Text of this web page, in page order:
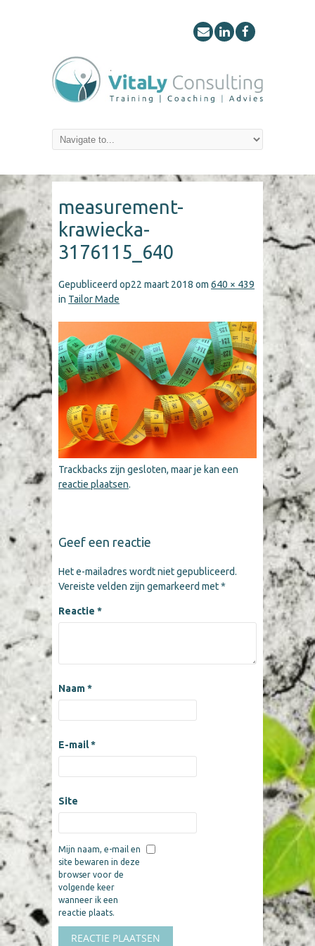
measurement-
krawiecka-
3176115_640
Gepubliceerd op22 maart 2018 om 640 × 439
in Tailor Made
Trackbacks zijn gesloten, maar je kan een
reactie plaatsen.
Geef een reactie
Het e-mailadres wordt niet gepubliceerd.
Vereiste velden zijn gemarkeerd met*
Reactie *
Naam*
E-mail*
Site
Mijn naam, e-mail en
site bewaren in deze
browser voor de
volgende keer
wanneer ik een
reactie plaats.